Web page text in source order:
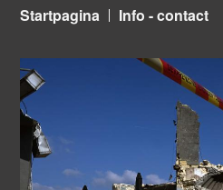
Startpagina Info - contact